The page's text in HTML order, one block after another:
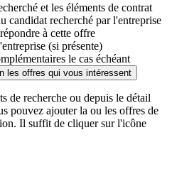
et les éléments de contrat
candidat recherché par l'entreprise
à cette offre
(si présente)
le cas échéant
les offres qui vous intéressent
de recherche ou depuis le détail
pouvez ajouter la ou les offres de
Il suffit de cliquer sur l'icône